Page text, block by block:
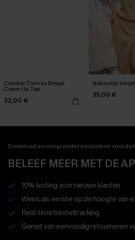
Coastal Canvas Beige
Cover-Up Top
32,00 €
Natuurlijk
35,00 €
Download en ontgrendel exclusieve
BELEEF MEER MET DE
10% korting voor nieuwe klanten
Wees als eerste op de hoogte van
Real-time besteltracking
Geniet van eenvoudig retourneren